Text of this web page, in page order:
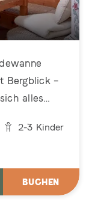
Bergblick –
alles
2-3 Kinder
BUCHEN